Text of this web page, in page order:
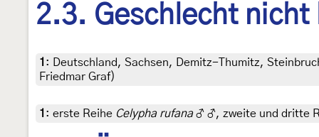
2.3. Geschlecht nicht
1 : Deutschland, Sachsen, Demitz-Thumitz,
Friedmar Graf)
1 : erste Reihe Celypha rufana♂ ♂, zweite und dritte